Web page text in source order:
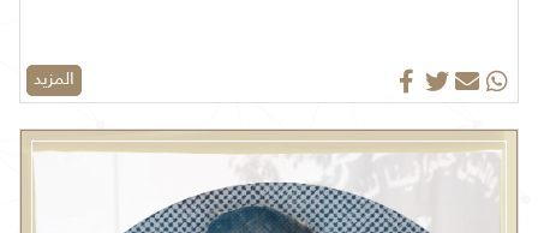
المزيد